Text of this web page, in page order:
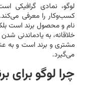
لوگو، نمادی گرافیکی
کسب‌وکار را معرفی می‌کند.
نام و محصول برند است
خلاقانه، به یادماندنی
مشتری و برند است و به
می‌گیرد.
چرا لوگو برای